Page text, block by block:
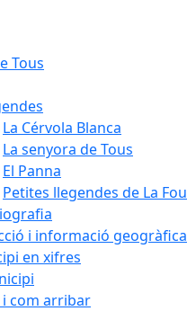
Tous
La Cérvola Blanca
La senyora de Tous
El Panna
Petites llegendes de La Fou
i informació geogràfica
en xifres
i com arribar